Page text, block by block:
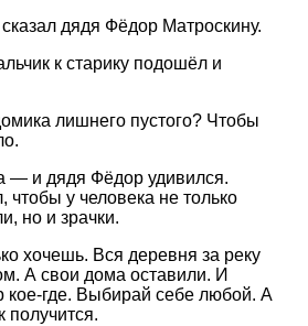
дядя Фёдор Матроскину.
к старику подошёл и
лишнего пустого? Чтобы
— и дядя Фёдор удивился.
чтобы у человека не только
но и зрачки.
хочешь. Вся деревня за реку
А свои дома оставили. И
кое-где. Выбирай себе любой. А
получится.